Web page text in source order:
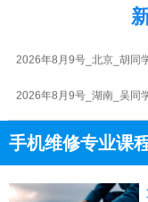
2026年8月9号_海南_江
2026年8月9号_北京_胡同
2026年8月9号_湖南_吴同
2026年8月9号_重庆_代同
2026年8月9号_天津_杨同
手机维修专业课
点击免费咨询电